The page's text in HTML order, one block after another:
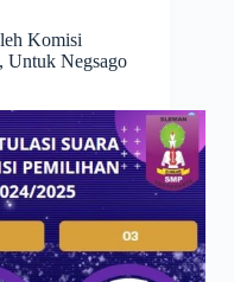
Komisi
Untuk Negsago